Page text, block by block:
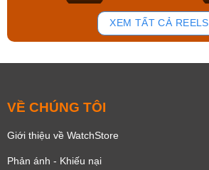
140
XEM TẤT CẢ REELS
VỀ CHÚNG TÔI
Giới thiệu về WatchStore
Phản ánh - Khiếu nại